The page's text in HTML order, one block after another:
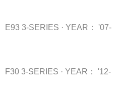
E93 3-SERIES · YEAR：
'07-
F30 3-SERIES · YEAR：
'12-